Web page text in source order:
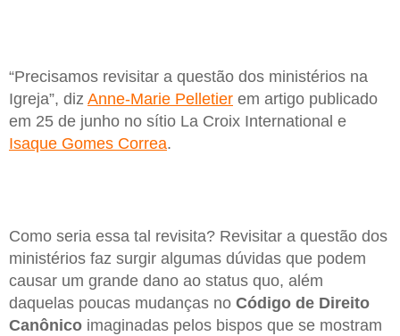
“Precisamos revisitar a questão dos ministérios na
Igreja”, diz Anne-Marie Pelletier em artigo publicado
em 25 de junho no sítio La Croix International e
Isaque Gomes Correa.
Como seria essa tal revisita? Revisitar a questão dos
ministérios faz surgir algumas dúvidas que podem
causar um grande dano ao status quo, além
daquelas poucas mudanças no Código de Direito
Canônico imaginadas pelos bispos que se mostram